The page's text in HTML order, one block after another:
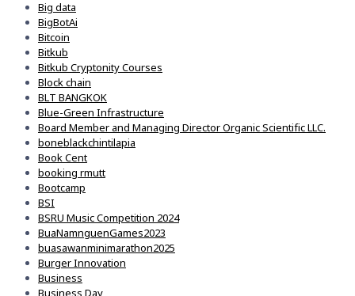
Big data
BigBotAi
Bitcoin
Bitkub
Bitkub Cryptonity Courses
Block chain
BLT BANGKOK
Blue-Green Infrastructure
Board Member and Managing Director Organic Scientific LLC.
boneblackchintilapia
Book Cent
booking rmutt
Bootcamp
BSI
BSRU Music Competition 2024
BuaNamnguenGames2023
buasawanminimarathon2025
Burger Innovation
Business